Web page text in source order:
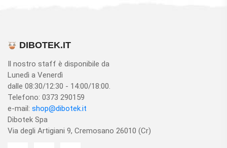
DIBOTEK.IT
Il nostro staff è disponibile da
Lunedì a Venerdì
dalle 08:30/12:30 - 14:00/18:00.
Telefono: 0373 290159
e-mail: shop@dibotek.it
Dibotek Spa
Via degli Artigiani 9, Cremosano 26010 (Cr)